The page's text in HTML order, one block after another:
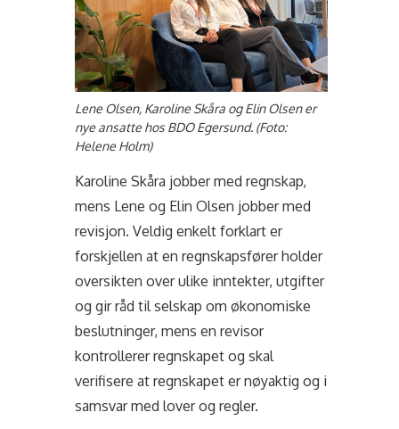
Lene Olsen, Karoline Skåra og Elin Olsen er
nye ansatte hos BDO Egersund. (Foto:
Helene Holm)
Karoline Skåra jobber med regnskap,
mens Lene og Elin Olsen jobber med
revisjon. Veldig enkelt forklart er
forskjellen at en regnskapsfører holder
oversikten over ulike inntekter, utgifter
og gir råd til selskap om økonomiske
beslutninger, mens en revisor
kontrollerer regnskapet og skal
verifisere at regnskapet er nøyaktig og i
samsvar med lover og regler.